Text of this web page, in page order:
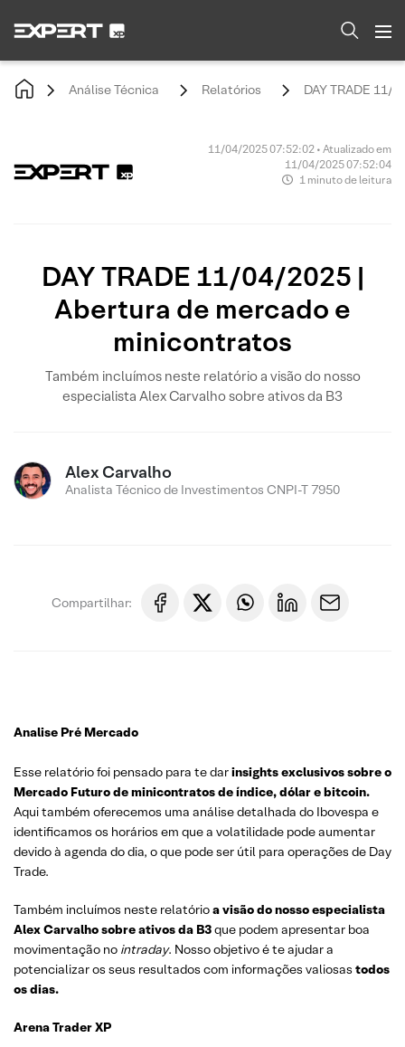
Análise Técnica Relatórios DAY TRADE 11/
11/04/2025 07:52:02 • Atualizado em
11/04/2025 07:52:04
1 minuto de leitura
DAY TRADE 11/04/2025 |
Abertura de mercado e
minicontratos
Também incluímos neste relatório a visão do nosso
especialista Alex Carvalho sobre ativos da B3
Alex Carvalho
Analista Técnico de Investimentos CNPI-T 7950
Compartilhar:
Analise Pré Mercado
Esse relatório foi pensado para te darinsights exclusivos sobre o
Mercado Futuro de minicontratos de índice, dólar e bitcoin.
Aqui também oferecemos uma análise detalhada do Ibovespa e
identificamos os horários em que a volatilidade pode aumentar
devido à agenda do dia, o que pode ser útil para operações de Day
Trade.
Também incluímos neste relatórioa visão do nosso especialista
Alex Carvalho sobre ativos da B3que podem apresentar boa
movimentação no intraday. Nosso objetivo é te ajudar a
potencializar os seus resultados com informações valiosas todos
os dias.
Arena Trader XP